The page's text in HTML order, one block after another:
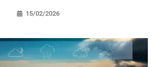
15/02/2026